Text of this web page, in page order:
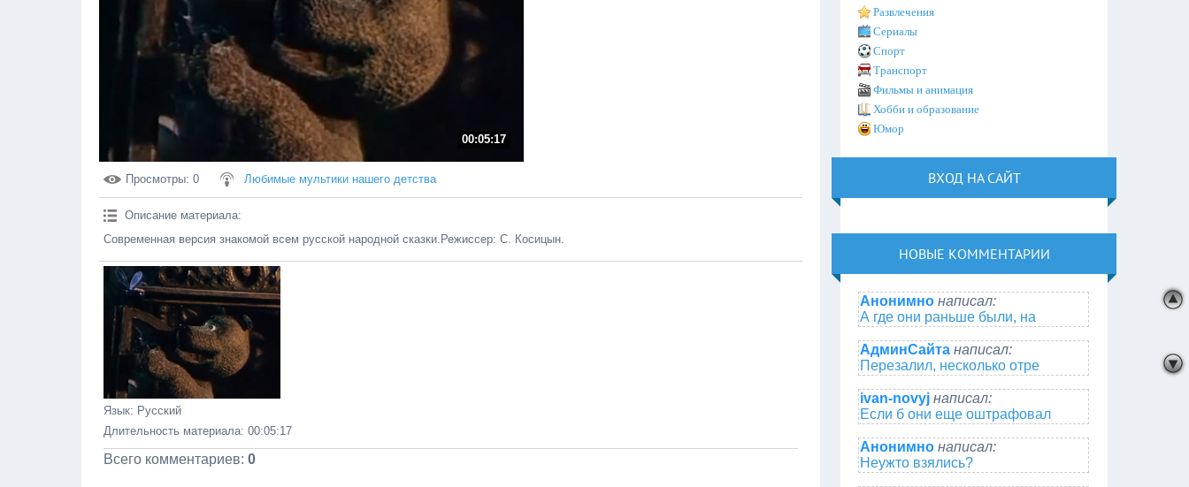
00:05:17
Просмотры: 0 Любимые мультики нашего детства
Описание материала:
Современная версия знакомой всем русской народной сказки.Режиссер: С. Косицын.
Язык: Русский
Длительность материала: 00:05:17
Всего комментариев: 0
Развлечения
Сериалы
Спорт
Транспорт
Фильмы и анимация
Хобби и образование
Юмор
ВХОД НА САЙТ
НОВЫЕ КОММЕНТАРИИ
Анонимно написал:
А где они раньше были, на
АдминСайта написал:
Перезалил, несколько отре
ivan-novyj написал:
Если б они еще оштрафовал
Анонимно написал:
Неужто взялись?